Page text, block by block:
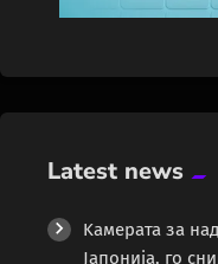
Latest news
Kамерата за
Јапонија, го